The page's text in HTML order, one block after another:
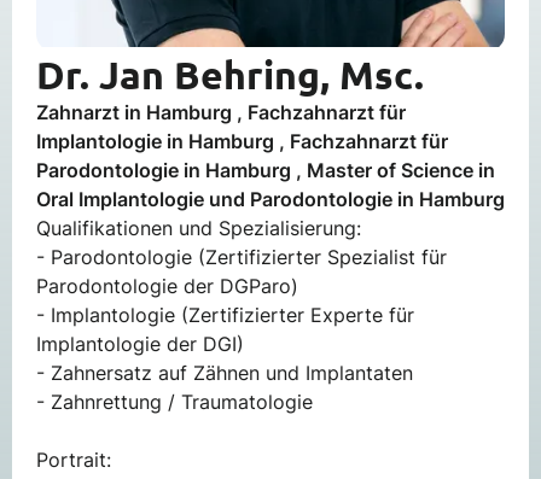
Dr. Jan Behring, Msc.
Zahnarzt in Hamburg , Fachzahnarzt für
Implantologie in Hamburg , Fachzahnarzt für
Parodontologie in Hamburg , Master of Science in
Oral Implantologie und Parodontologie in Hamburg
Qualifikationen und Spezialisierung:
- Parodontologie (Zertifizierter Spezialist für
Parodontologie der DGParo)
- Implantologie (Zertifizierter Experte für
Implantologie der DGI)
- Zahnersatz auf Zähnen und Implantaten
- Zahnrettung / Traumatologie
Portrait: